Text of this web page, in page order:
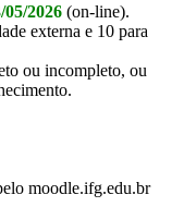
05/2026 (on-line).
externa e 10 para
ou incompleto, ou
moodle.ifg.edu.br